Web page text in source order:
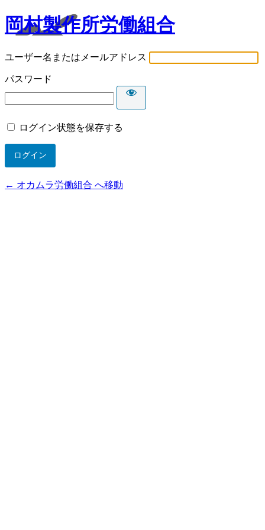
岡村製作所労働組合
ユーザー名またはメールアドレス
パスワード
ログイン状態を保存する
← オカムラ労働組合 へ移動